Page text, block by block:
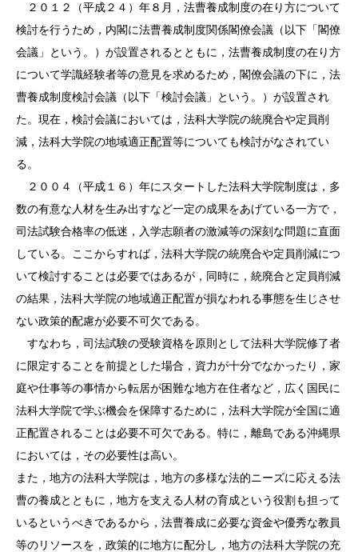
２０１２（平成２４）年８月，法曹養成制度の在り方について
検討を行うため，内閣に法曹養成制度関係閣僚会議（以下「閣僚
会議」という。）が設置されるとともに，法曹養成制度の在り方
について学識経験者等の意見を求めるため，閣僚会議の下に，法
曹養成制度検討会議（以下「検討会議」という。）が設置され
た。現在，検討会議においては，法科大学院の統廃合や定員削
減，法科大学院の地域適正配置等についても検討がなされてい
る。
２００４（平成１６）年にスタートした法科大学院制度は，多
数の有意な人材を生み出すなど一定の成果をあげている一方で，
司法試験合格率の低迷，入学志願者の激減等の深刻な問題に直面
している。ここからすれば，法科大学院の統廃合や定員削減につ
いて検討することは必要ではあるが，同時に，統廃合と定員削減
の結果，法科大学院の地域適正配置が損なわれる事態を生じさせ
ない政策的配慮が必要不可欠である。
すなわち，司法試験の受験資格を原則として法科大学院修了者
に限定することを前提とした場合，資力が十分でなかったり，家
庭や仕事等の事情から転居が困難な地方在住者など，広く国民に
法科大学院で学ぶ機会を保障するために，法科大学院が全国に適
正配置されることは必要不可欠である。特に，離島である沖縄県
においては，その必要性は高い。
また，地方の法科大学院は，地方の多様な法的ニーズに応える法
曹の養成とともに，地方を支える人材の育成という役割も担って
いるというべきであるから，法曹養成に必要な資金や優秀な教員
等のリソースを，政策的に地方に配分し，地方の法科大学院の充